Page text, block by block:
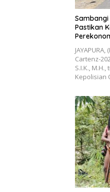
Pastikan
Cartenz-
S.I.K.,
Kepolisian